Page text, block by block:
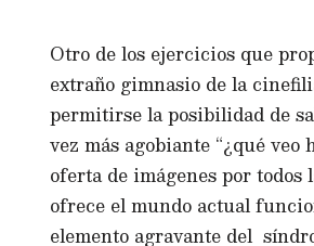
Otro de los ejercicios que
extraño gimnasio de la
permitirse la posibilidad de
vez más agobiante “¿qué veo
oferta de imágenes por todos
ofrece el mundo actual
elemento agravante del